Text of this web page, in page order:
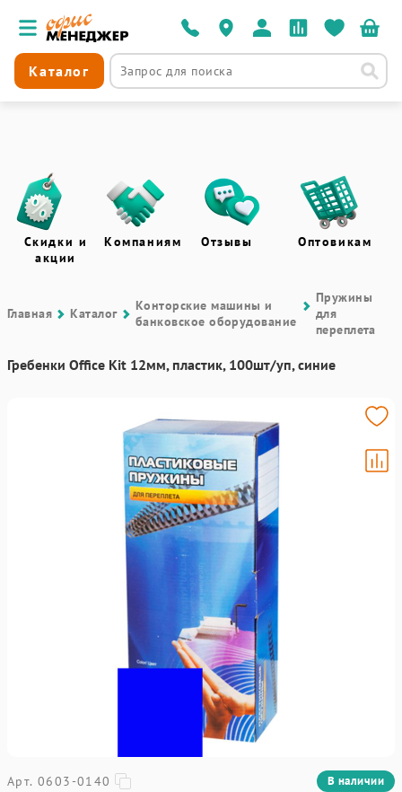
Каталог
Скидки и
акции
Компаниям Отзывы Оптовикам
Главная Каталог
Контоpские машины и
банковское оборудование
Пружины
для
переплета
Гребенки Office Kit 12мм, пластик, 100шт/уп, синие
Арт. 0603-0140 В наличии